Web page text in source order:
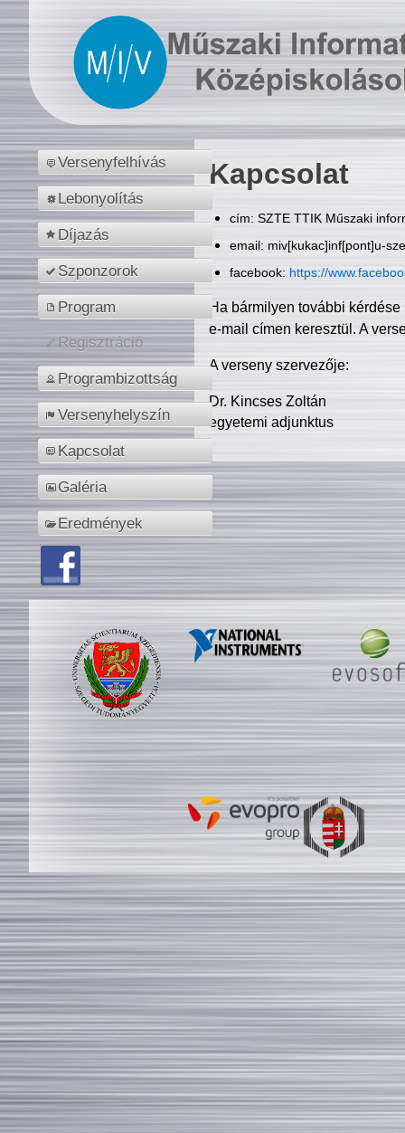
Versenyfelhívás
Lebonyolítás
Díjazás
Szponzorok
Program
Regisztráció
Programbizottság
Versenyhelyszín
Kapcsolat
Galéria
Eredmények
Kapcsolat
cím: SZTE TTIK Műszaki
email: miv[kukac]inf[pont]u-
facebook: https://
Ha bármilyen további
e-mail címen keresztül. A
A verseny szervezője:
Dr. Kincses Zoltán
egyetemi adjunktus